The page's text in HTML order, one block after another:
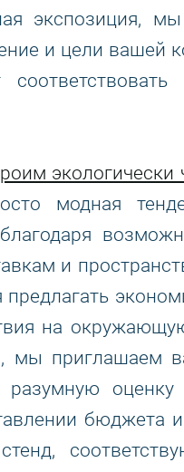
экспозиция,
и цели вашей
модная
и
на
мы приглашаем
оценку
бюджета и